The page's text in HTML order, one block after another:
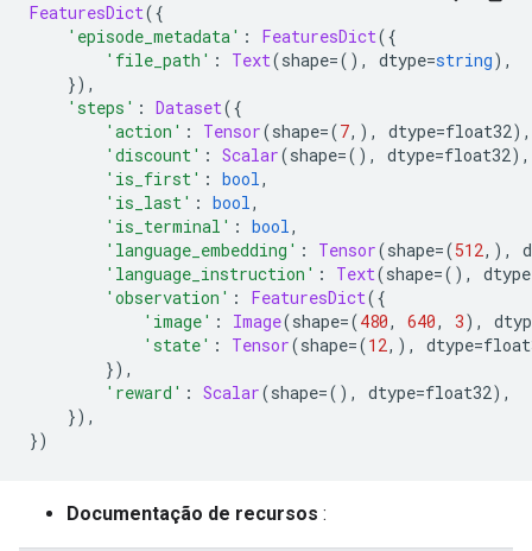
FeaturesDict({
'episode_metadata' : FeaturesDict({
'file_path' : Text(shape=(), dtype=string),
}),
'steps' : Dataset({
'action' : Tensor(shape=(7,), dtype=float32),
'discount' : Scalar(shape=(), dtype=float32),
'is_first' : bool,
'is_last' : bool,
'is_terminal' : bool,
'language_embedding' : Tensor(shape=(512,),
'language_instruction' : Text(shape=(), dtype
'observation' : FeaturesDict({
'image' : Image(shape=(480, 640, 3),
'state' : Tensor(shape=(12,), dtype=
}),
'reward' : Scalar(shape=(), dtype=float32),
}),
})
Documentação de recursos :